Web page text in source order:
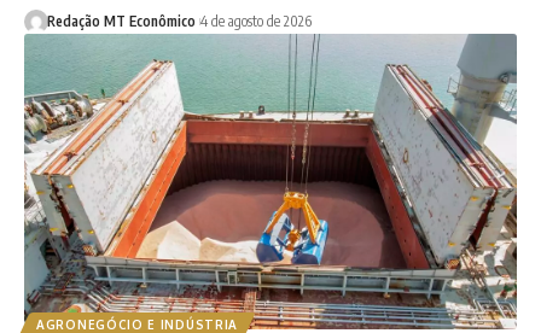
Redação MT Econômico 4 de agosto de 2026
AGRONEGÓCIO E INDÚSTRIA